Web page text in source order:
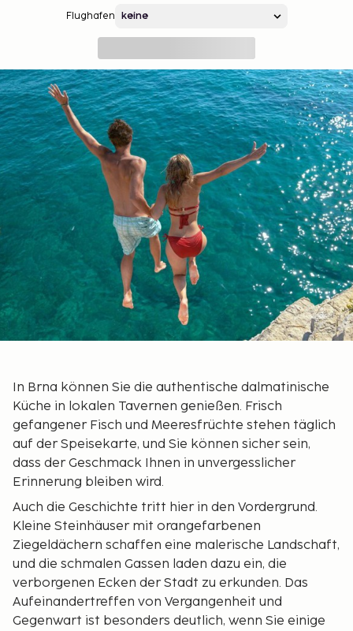
Flughafen
In Brna können Sie die authentische dalmatinische
Küche in lokalen Tavernen genießen. Frisch
gefangener Fisch und Meeresfrüchte stehen täglich
auf der Speisekarte, und Sie können sicher sein,
dass der Geschmack Ihnen in unvergesslicher
Erinnerung bleiben wird.
Auch die Geschichte tritt hier in den Vordergrund.
Kleine Steinhäuser mit orangefarbenen
Ziegeldächern schaffen eine malerische Landschaft,
und die schmalen Gassen laden dazu ein, die
verborgenen Ecken der Stadt zu erkunden. Das
Aufeinandertreffen von Vergangenheit und
Gegenwart ist besonders deutlich, wenn Sie einige